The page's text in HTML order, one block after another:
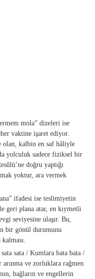
mola” dizeleri ise
vaktine işaret ediyor.
olan, kalbin en saf hâliyle
yolculuk sadece fiziksel bir
doğru yaptığı
yoktur, ara vermek
ifadesi ise teslimiyetin
geri plana atar, en kıymetli
seviyesine ulaşır. Bu,
bir gönül durumunu
sata / Kumlara bata bata /
ve zorluklara rağmen
bağların ve engellerin